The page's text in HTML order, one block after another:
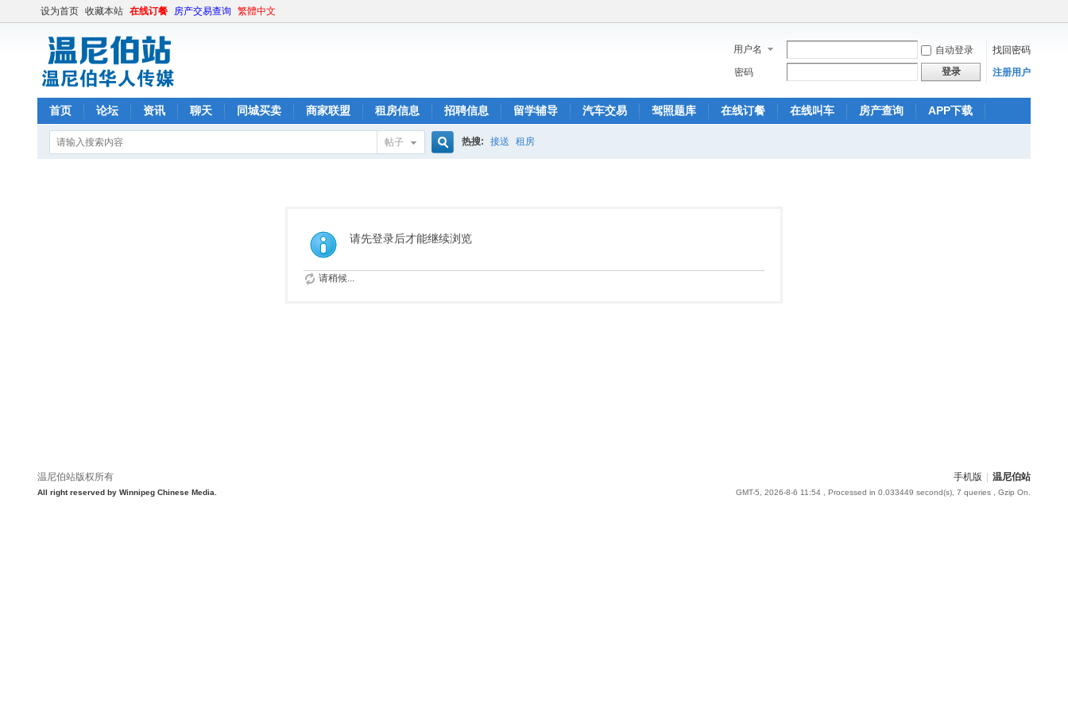
设为首页 收藏本站 在线订餐 房产交易查询 繁體中文
用户名 自动登录
找回密码
密码
登录 注册用户
首页 论坛 资讯 聊天 同城买卖 商家联盟 租房信息 招聘信息 留学辅导 汽车交易 驾照题库 在线订餐 在线叫车 房产查询 APP下载
帖子
索
热搜: 接送 租房
请先登录后才能继续浏览
请稍候...
手机版 温尼伯站
GMT-5, 2026-8-6 11:54 , Processed in 0.033449 second(s), 7 queries , Gzip On.
温尼伯站版权所有
All right reserved by Winnipeg Chinese Media.